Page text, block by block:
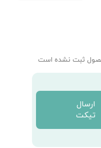
ثبت نشده است
ارسال
تیکت